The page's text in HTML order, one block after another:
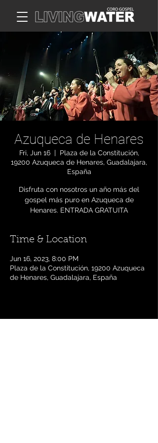
Azuqueca de Henares
Fri, Jun 16
  |
Plaza de la Constitución,
19200 Azuqueca de Henares, Guadalajara,
España
Disfruta con nosotros un año más del
gospel más puro en Azuqueca de
Henares. ENTRADA GRATUITA
Time & Location
Jun 16, 2023, 8:00 PM
Plaza de la Constitución, 19200 Azuqueca
de Henares, Guadalajara, España